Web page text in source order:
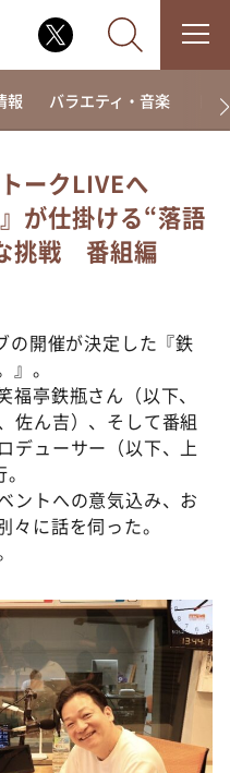
「なんでやねん！？」
何にする？～
ン２
のミカタ
報 バラエティ・音楽 ド
ークLIVEへ
が仕掛ける“落語
挑戦 番組編
の開催が決定した『鉄
。
亭鉄瓶さん（以下、
佐ん吉）、そして番組
デューサー（以下、上
ントへの意気込み、お
々に話を伺った。